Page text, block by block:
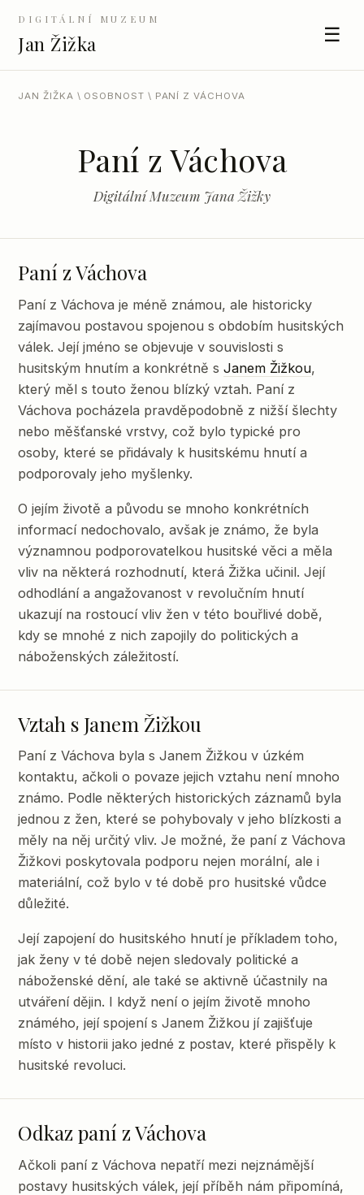
DIGITÁLNÍ MUZEUM
Jan Žižka ☰
JAN ŽIŽKA \ OSOBNOST \ PANÍ Z VÁCHOVA
Paní z Váchova
Digitální Muzeum Jana Žižky
Paní z Váchova
Paní z Váchova je méně známou, ale historicky
zajímavou postavou spojenou s obdobím husitských
válek. Její jméno se objevuje v souvislosti s
husitským hnutím a konkrétně sJanem Žižkou,
který měl s touto ženou blízký vztah. Paní z
Váchova pocházela pravděpodobně z nižší šlechty
nebo měšťanské vrstvy, což bylo typické pro
osoby, které se přidávaly k husitskému hnutí a
podporovaly jeho myšlenky.
O jejím životě a původu se mnoho konkrétních
informací nedochovalo, avšak je známo, že byla
významnou podporovatelkou husitské věci a měla
vliv na některá rozhodnutí, která Žižka učinil. Její
odhodlání a angažovanost v revolučním hnutí
ukazují na rostoucí vliv žen v této bouřlivé době,
kdy se mnohé z nich zapojily do politických a
náboženských záležitostí.
Vztah s Janem Žižkou
Paní z Váchova byla s Janem Žižkou v úzkém
kontaktu, ačkoli o povaze jejich vztahu není mnoho
známo. Podle některých historických záznamů byla
jednou z žen, které se pohybovaly v jeho blízkosti a
měly na něj určitý vliv. Je možné, že paní z Váchova
Žižkovi poskytovala podporu nejen morální, ale i
materiální, což bylo v té době pro husitské vůdce
důležité.
Její zapojení do husitského hnutí je příkladem toho,
jak ženy v té době nejen sledovaly politické a
náboženské dění, ale také se aktivně účastnily na
utváření dějin. I když není o jejím životě mnoho
známého, její spojení s Janem Žižkou jí zajišťuje
místo v historii jako jedné z postav, které přispěly k
husitské revoluci.
Odkaz paní z Váchova
Ačkoli paní z Váchova nepatří mezi nejznámější
postavy husitských válek, její příběh nám připomíná,